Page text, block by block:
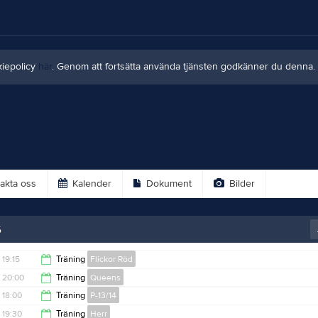
här. Genom att fortsätta använda tjänsten godkänner du denna.
oss Kalender Dokument Bilder
19:15 Träning Flickor Röd
20:30
20:00 Träning Queens
21:15
18:00 Träning P-13/14
19:30 Träning Herr